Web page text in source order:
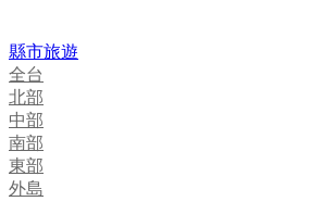
縣市旅遊
全台
北部
中部
南部
東部
外島